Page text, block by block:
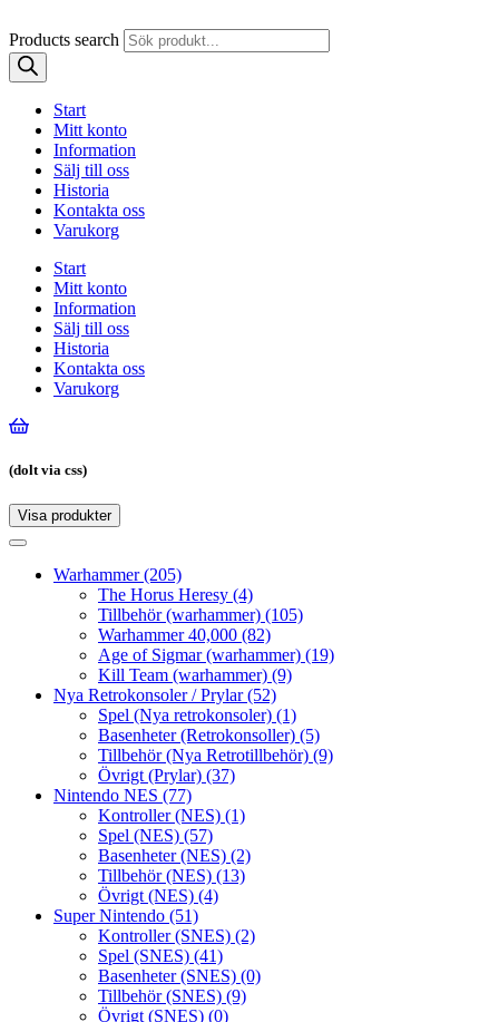
Products search
Start
Mitt konto
Information
Sälj till oss
Historia
Kontakta oss
Varukorg
Start
Mitt konto
Information
Sälj till oss
Historia
Kontakta oss
Varukorg
(dolt via css)
Visa produkter
Toggle
Toggle
navigationWarhammer(205)
The Horus Heresy (4)
Tillbehör (warhammer) (105)
Warhammer 40,000 (82)
Age of Sigmar (warhammer) (19)
Kill Team (warhammer) (9)
Nya Retrokonsoler / Prylar(52)
Spel (Nya retrokonsoler) (1)
Basenheter (Retrokonsoller) (5)
Tillbehör (Nya Retrotillbehör) (9)
Övrigt (Prylar) (37)
Nintendo NES (77)
Kontroller (NES) (1)
Spel (NES) (57)
Basenheter (NES) (2)
Tillbehör (NES) (13)
Övrigt (NES) (4)
Super Nintendo (51)
Kontroller (SNES) (2)
Spel (SNES) (41)
Basenheter (SNES) (0)
Tillbehör (SNES) (9)
Övrigt (SNES) (0)